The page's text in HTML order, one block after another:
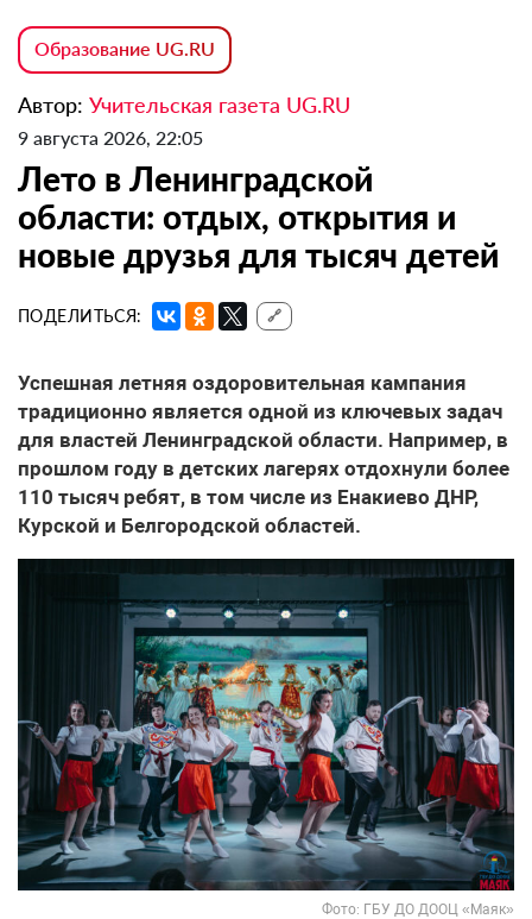
Образование UG.RU
Автор: Учительская газета UG.RU
9 августа 2026, 22:05
Лето в Ленинградской
области: отдых, открытия и
новые друзья для тысяч детей
ПОДЕЛИТЬСЯ: 🔗
Успешная летняя оздоровительная кампания
традиционно является одной из ключевых задач
для властей Ленинградской области. Например, в
прошлом году в детских лагерях отдохнули более
110 тысяч ребят, в том числе из Енакиево ДНР,
Курской и Белгородской областей.
Фото: ГБУ ДО ДООЦ «Маяк»